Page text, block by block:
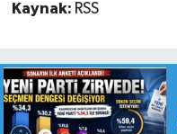
Kaynak: RSS